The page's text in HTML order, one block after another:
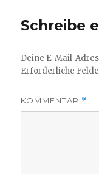
Schreibe
Deine E-Mail-
Erforderliche
KOMMENTAR *